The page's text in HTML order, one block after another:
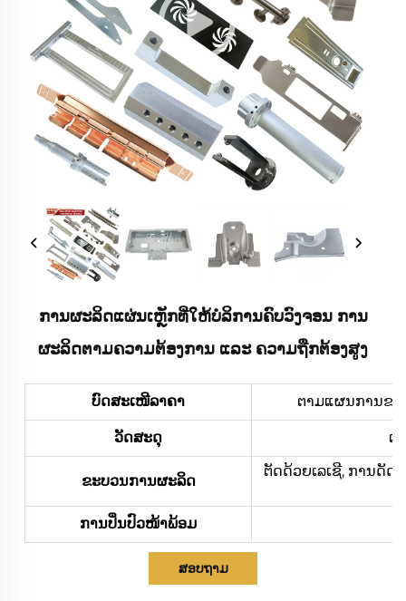
ການຜະລິດແຜ່ນເຫຼັກທີ່ໃຫ້ບໍລິການຄົບວົງຈອນ ການ
ຜະລິດຕາມຄວາມຕ້ອງການ ແລະ ຄວາມຖືກຕ້ອງສູງ
ບົດສະເໜີລາຄາ ຕາມແຜນການຂອ
ວັດສະດຸ ເ
ຂະບວນການຜະລິດ
ຕັດດ້ວຍເລເຊີ, ການດັດ,
ການປິ່ນປົວໜ້າພ້ອມ
ສອບຖາມ